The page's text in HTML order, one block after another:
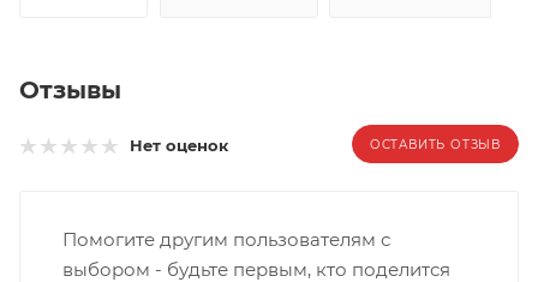
Отзывы
Нет оценок ОСТАВИТЬ ОТЗЫВ
Помогите другим пользователям с
выбором - будьте первым, кто поделится